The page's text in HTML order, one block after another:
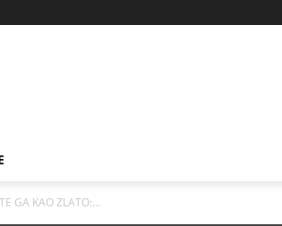
GA KAO ZLATO:...